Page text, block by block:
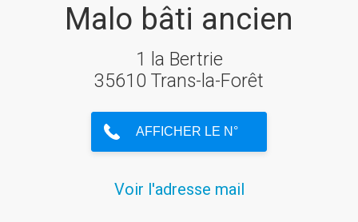
Malo bâti ancien
1 la Bertrie
35610 Trans-la-Forêt
Voir l'adresse mail